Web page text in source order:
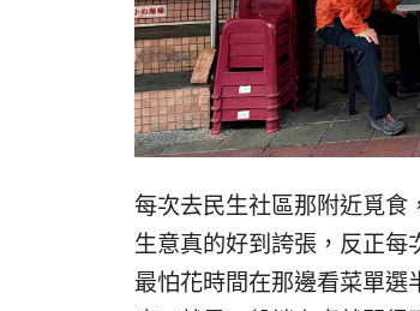
每次去民生社區那附近覓食
生意真的好到誇張，反正每
最怕花時間在那邊看菜單選